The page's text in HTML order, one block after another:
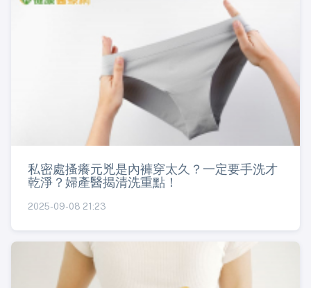
私密處搔癢元兇是內褲穿太久？一定要手洗才
乾淨？婦產醫揭清洗重點！
2025-09-08 21:23